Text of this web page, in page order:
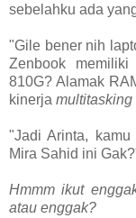
sebelahku ada
"Gile bener nih
Zenbook
810G? Alamak
kinerja multitasking
"Jadi Arinta,
Mira Sahid ini
Hmmm ikut
atau enggak?